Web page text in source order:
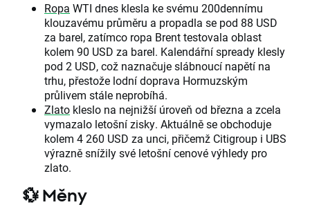
Ropa WTI dnes klesla ke svému 200dennímu
klouzavému průměru a propadla se pod 88 USD
za barel, zatímco ropa Brent testovala oblast
kolem 90 USD za barel. Kalendářní spready klesly
pod 2 USD, což naznačuje slábnoucí napětí na
trhu, přestože lodní doprava Hormuzským
průlivem stále neprobíhá.
Zlato kleslo na nejnižší úroveň od března a zcela
vymazalo letošní zisky. Aktuálně se obchoduje
kolem 4 260 USD za unci, přičemž Citigroup i UBS
výrazně snížily své letošní cenové výhledy pro
zlato.
💱 Měny